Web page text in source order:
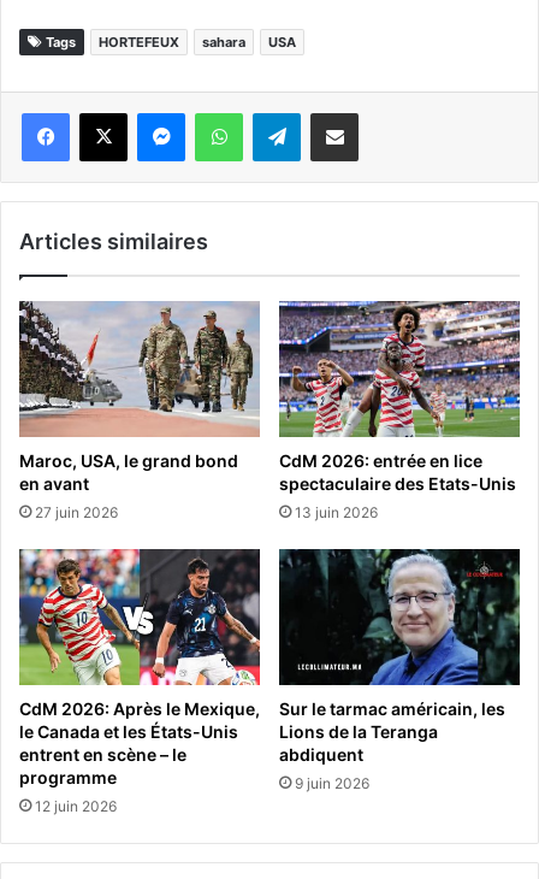
Tags HORTEFEUX sahara USA
WhatsApp Telegram
Articles similaires
Maroc, USA, le grand bond
en avant
27 juin 2026
CdM 2026: entrée en lice
spectaculaire des Etats-Unis
13 juin 2026
CdM 2026: Après le Mexique,
le Canada et les États-Unis
entrent en scène – le
programme
12 juin 2026
Sur le tarmac américain, les
Lions de la Teranga
abdiquent
9 juin 2026